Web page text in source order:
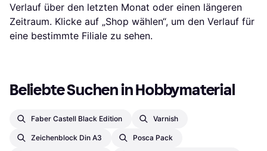
Verlauf über den letzten Monat oder einen längeren
Zeitraum. Klicke auf „Shop wählen“, um den Verlauf für
eine bestimmte Filiale zu sehen.
Beliebte Suchen in Hobbymaterial
Faber Castell Black Edition Varnish
Zeichenblock Din A3 Posca Pack